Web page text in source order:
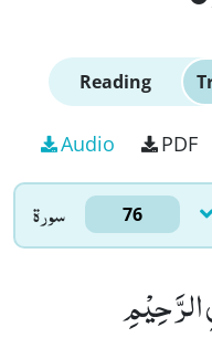
Reading
Audio PDF
سورۃ 76
الرَّحِیْمِ